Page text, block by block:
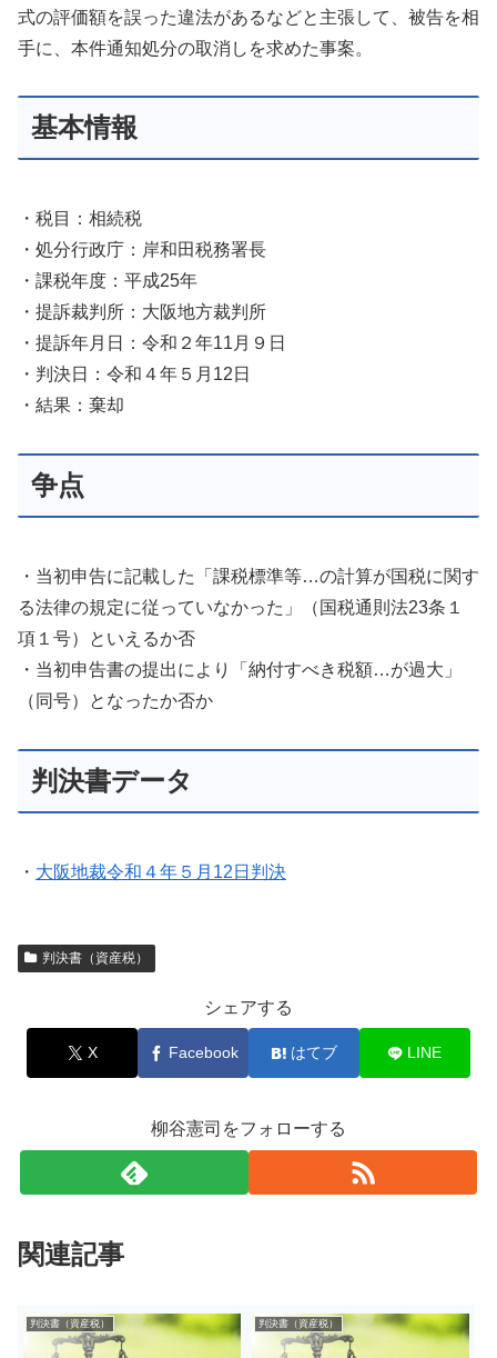
式の評価額を誤った違法があるなどと主張して、被告を相
手に、本件通知処分の取消しを求めた事案。
基本情報
・税目：相続税
・処分行政庁：岸和田税務署長
・課税年度：平成25年
・提訴裁判所：大阪地方裁判所
・提訴年月日：令和２年11月９日
・判決日：令和４年５月12日
・結果：棄却
争点
・当初申告に記載した「課税標準等…の計算が国税に関す
る法律の規定に従っていなかった」（国税通則法23条１
項１号）といえるか否
・当初申告書の提出により「納付すべき税額…が過大」
（同号）となったか否か
判決書データ
・ 大阪地裁令和４年５月12日判決
判決書（資産税）
シェアする
X Facebook はてブ LINE
柳谷憲司をフォローする
関連記事
判決書（資産税） 判決書（資産税）